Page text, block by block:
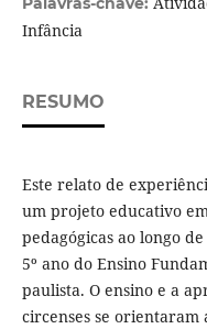
Infância
RESUMO
Este relato de
um projeto educativo
pedagógicas ao longo
5º ano do Ensino
paulista. O ensino e a
circenses se